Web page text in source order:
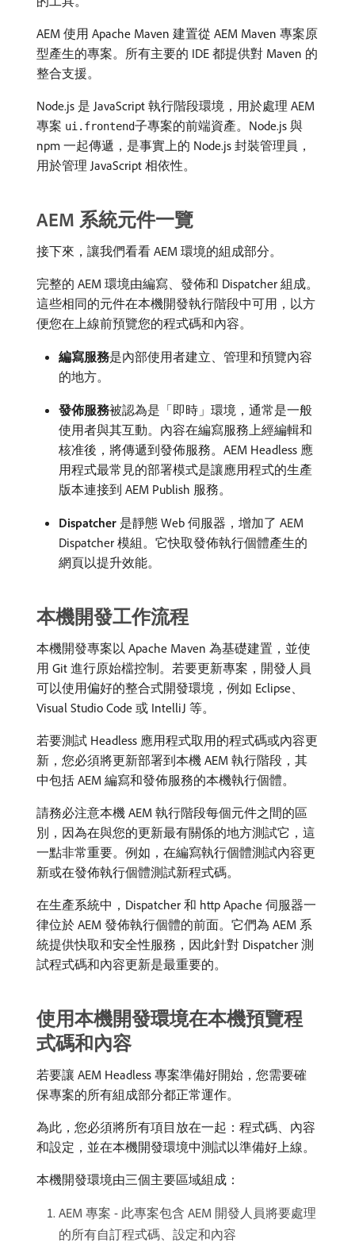
AEM 使用 Apache Maven 建置從 AEM Maven 專案原
型產生的專案。所有主要的 IDE 都提供對 Maven 的
整合支援。
Node.js 是 JavaScript 執行階段環境，用於處理 AEM
專案 ui.frontend子專案的前端資產。Node.js 與
npm 一起傳遞，是事實上的 Node.js 封裝管理員，
用於管理 JavaScript 相依性。
AEM 系統元件一覽
接下來，讓我們看看 AEM 環境的組成部分。
完整的 AEM 環境由編寫、發佈和 Dispatcher 組成。
這些相同的元件在本機開發執行階段中可用，以方
便您在上線前預覽您的程式碼和內容。
編寫服務​是內部使用者建立、管理和預覽內容
的地方。
發佈服務​被認為是「即時」環境，通常是一般
使用者與其互動。內容在編寫服務上經編輯和
核准後，將傳遞到發佈服務。AEM Headless 應
用程式最常見的部署模式是讓應用程式的生產
版本連接到 AEM Publish 服務。
Dispatcher 是靜態 Web 伺服器，增加了 AEM
Dispatcher 模組。它快取發佈執行個體產生的
網頁以提升效能。
本機開發工作流程
本機開發專案以 Apache Maven 為基礎建置，並使
用 Git 進行原始檔控制。若要更新專案，開發人員
可以使用偏好的整合式開發環境，例如 Eclipse、
Visual Studio Code 或 IntelliJ 等。
若要測試 Headless 應用程式取用的程式碼或內容更
新，您必須將更新部署到本機 AEM 執行階段，其
中包括 AEM 編寫和發佈服務的本機執行個體。
請務必注意本機 AEM 執行階段每個元件之間的區
別，因為在與您的更新最有關係的地方測試它，這
一點非常重要。例如，在編寫執行個體測試內容更
新或在發佈執行個體測試新程式碼。
在生產系統中，Dispatcher 和 http Apache 伺服器一
律位於 AEM 發佈執行個體的前面。它們為 AEM 系
統提供快取和安全性服務，因此針對 Dispatcher 測
試程式碼和內容更新是最重要的。
使用本機開發環境在本機預覽程
式碼和內容
若要讓 AEM Headless 專案準備好開始，您需要確
保專案的所有組成部分都正常運作。
為此，您必須將所有項目放在一起：程式碼、內容
和設定，並在本機開發環境中測試以準備好上線。
本機開發環境由三個主要區域組成：
AEM 專案 - 此專案包含 AEM 開發人員將要處理
的所有自訂程式碼、設定和內容